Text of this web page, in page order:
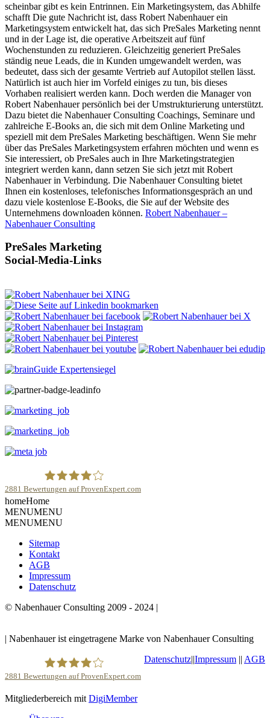
scheinbar gibt es kein Entrinnen. Ein Marketingsystem, das Abhilfe
schafft Die gute Nachricht ist, dass Robert Nabenhauer ein
Marketingsystem entwickelt hat, das sich PreSales Marketing nennt
und in der Lage ist, die operative Arbeitszeit auf fünf
Wochenstunden zu reduzieren. Gleichzeitig generiert PreSales
ständig neue Leads, die in Kunden umgewandelt werden, was
bedeutet, dass sich der gesamte Vertrieb auf Autopilot stellen lässt.
Natürlich ist auch hier im Vorfeld einiges zu tun, bis dieses
Vorhaben realisiert werden kann. Doch werden die Manager von
Robert Nabenhauer persönlich bei der Umstrukturierung unterstützt.
Dazu bietet die Nabenhauer Consulting Coachings, Seminare und
zahlreiche E-Books an, die sich mit dem Online Marketing und
speziell mit dem PreSales Marketing beschäftigen. Wenn Sie mehr
über das PreSales Marketingsystem erfahren möchten und wenn es
Sie interessiert, ob PreSales auch in Ihre Marketingstrategien
integriert werden kann, dann setzen Sie sich jetzt mit Robert
Nabenhauer in Verbindung. Die Nabenhauer Consulting bietet
Ihnen ein kostenloses, telefonisches Informationsgespräch an und
dazu viele kostenlose E-Books, die Sie auf der Website des
Unternehmens downloaden können. Robert Nabenhauer –
Nabenhauer Consulting
PreSales Marketing
Social-Media-Links
Robert Nabenhauer
2881 Bewertungen auf ProvenExpert.com
homeHome
MENUMENU
MENUMENU
Sitemap
Kontakt
AGB
Impressum
Datenschutz
© Nabenhauer Consulting 2009 - 2024 |
| Nabenhauer ist eingetragene Marke von Nabenhauer Consulting
Datenschutz||Impressum || AGB
Robert Nabenhauer
2881 Bewertungen auf ProvenExpert.com
Mitgliederbereich mit DigiMember